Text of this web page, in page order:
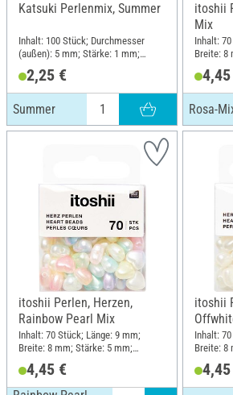
Katsuki Perlenmix, Summer
Inhalt: 100 Stück; Durchmesser
(außen): 5 mm; Stärke: 1 mm;
2,25 €
Summer
itoshii
Mix
Inhalt:
Breite: 8
Rosa-
itoshii Perlen, Herzen,
Rainbow Pearl Mix
Inhalt: 70 Stück; Länge: 9 mm;
Breite: 8 mm; Stärke: 5 mm;
4,45 €
itoshii
Inhalt:
Breite: 8